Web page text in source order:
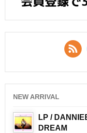
NEW ARRIVAL
LP /
DREAM